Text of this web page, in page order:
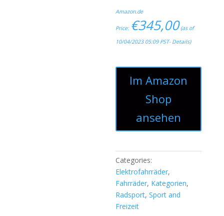
Amazon.de
Price: €345,00(as of
10/04/2023 05:09 PST- Details)
Im Amazon
Shop
ansehen
Categories:
Elektrofahrräder,
Fahrräder, Kategorien,
Radsport,Sport and
Freizeit